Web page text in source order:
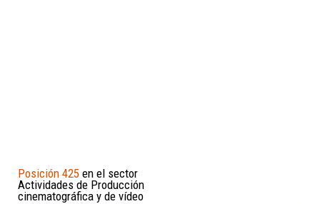
Posición 425 en el sector
Actividades de Producción
cinematográfica y de vídeo